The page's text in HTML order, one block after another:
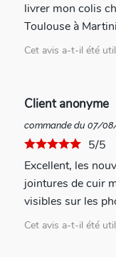
livrer mon colis
Toulouse à
Cet avis a-t-il été
Client anonyme
commande du 07/
5/5
Excellent, les
jointures de cuir
visibles sur les
Cet avis a-t-il été